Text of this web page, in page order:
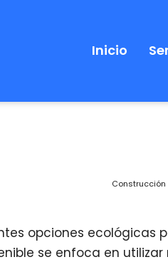
Inicio
opciones
se enfoca en